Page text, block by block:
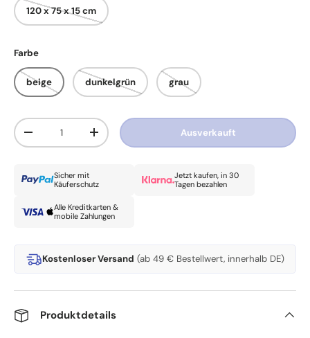
120 x 75 x 15 cm
Farbe
beige dunkelgrün grau
Anzahl
Menge verringernMenge erhöhen Ausverkauft
Sicher mit
Käuferschutz
Jetzt kaufen, in 30
Tagen bezahlen
Alle Kreditkarten &
mobile Zahlungen
Kostenloser Versand (ab 49 € Bestellwert, innerhalb DE)
Produktdetails